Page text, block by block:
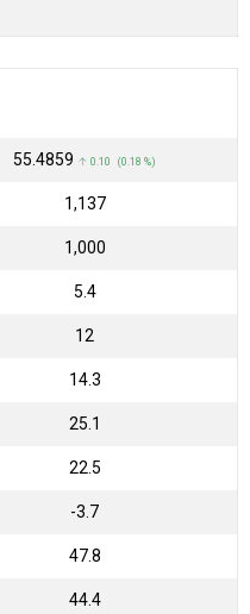
₹55.4859 ↑ 0.10 (0.18 %)
₹1,137
1,000
5.4
12
14.3
25.1
22.5
-3.7
47.8
44.4